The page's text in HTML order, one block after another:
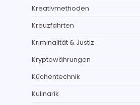
Kreativmethoden
Kreuzfahrten
Kriminalität & Justiz
Kryptowährungen
Küchentechnik
Kulinarik